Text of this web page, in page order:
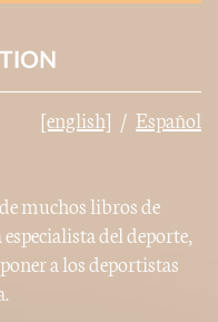
[english] Español
muchos libros de
del deporte,
a los deportistas